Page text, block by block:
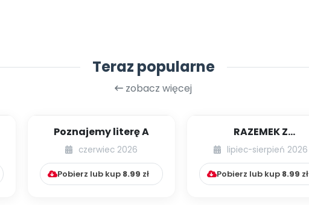
Teraz popularne
zobacz więcej
Poznajemy literę A
czerwiec 2026
Pobierz lub kup 8.99 zł
RAZEMEK Z
KUMPELKOWA
lipiec-sierpień 2026
Pobierz lub kup 8.99 zł